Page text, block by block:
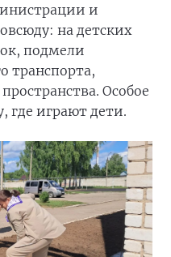
и
на детских
подмели
транспорта,
Особое
где играют дети.